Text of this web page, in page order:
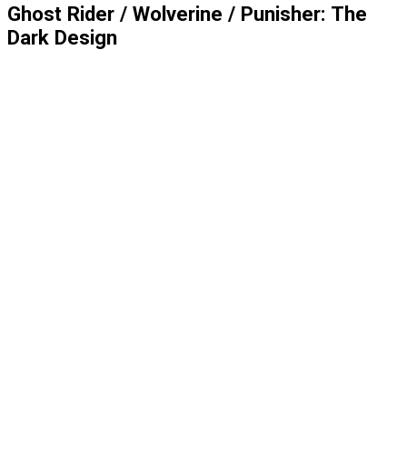
Ghost Rider / Wolverine / Punisher: The
Dark Design